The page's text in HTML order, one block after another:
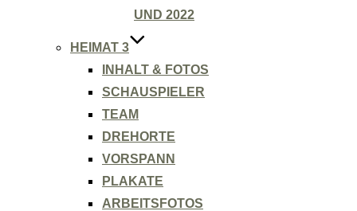
UND 2022
HEIMAT 3
INHALT & FOTOS
SCHAUSPIELER
TEAM
DREHORTE
VORSPANN
PLAKATE
ARBEITSFOTOS